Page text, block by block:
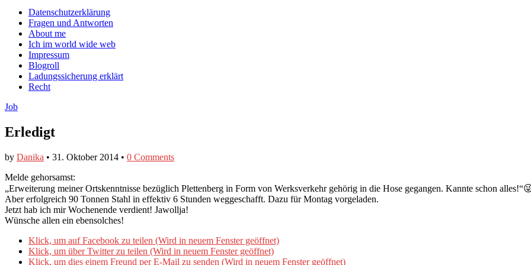
Facebook
anzeigen
Twitter
anzeigen
auf
Instagram
anzeigen
Main
menu
Skip
content
Datenschutzerklärung
Fragen und Antworten
About me
Ich im world wide web
Impressum
Blogroll
Ladungssicherung erklärt
Recht
Job
Erledigt
by Danika • 31. Oktober 2014 • 0 Comments
Melde gehorsamst:
„Erweiterung meiner Ortskenntnisse bezüglich Plettenberg in Form von Werksverkehr gehörig in die Hose gegangen. Kannte schon
Aber erfolgreich 90 Tonnen Stahl in effektiv 6 Stunden weggeschafft. Dazu für Montag vorgeladen.
Jetzt hab ich mir Wochenende verdient! Jawollja!
Wünsche allen ein ebensolches!
Klick, um auf Facebook zu teilen (Wird in neuem Fenster geöffnet)
Klick, um über Twitter zu teilen (Wird in neuem Fenster geöffnet)
Klick, um dies einem Freund per E-Mail zu senden (Wird in neuem Fenster geöffnet)